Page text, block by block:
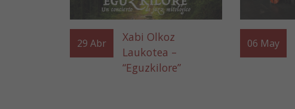
29 Abr
Xabi Olkoz
Laukotea –
“Eguzkilore”
06 May